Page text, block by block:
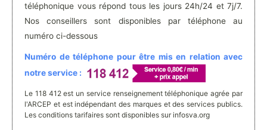
téléphonique vous répond tous les jours 24h/24 et 7j/7.
Nos conseillers sont disponibles par téléphone au
numéro ci-dessous
Numéro de téléphone pour être mis en relation avec
notre service :
Le 118 412 est un service renseignement téléphonique agrée par
l'ARCEP et est indépendant des marques et des services publics.
Les conditions tarifaires sont disponibles sur infosva.org